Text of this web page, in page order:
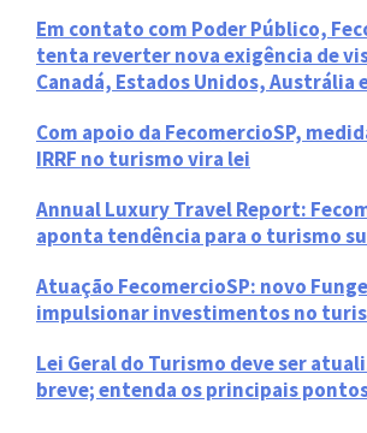
Em contato com Poder Público,
tenta reverter nova exigência de
Canadá, Estados Unidos, Austrália
Com apoio da FecomercioSP,
IRRF no turismo vira lei
Annual Luxury Travel Report:
aponta tendência para o turismo
Atuação FecomercioSP: novo
impulsionar investimentos no
Lei Geral do Turismo deve ser
breve; entenda os principais